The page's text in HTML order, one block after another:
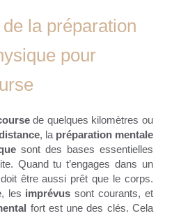
de la préparation
pour
de quelques kilomètres ou
, la préparation mentale
sont des bases essentielles
Quand tu t’engages dans un
doit être aussi prêt que le corps.
, les imprévussont courants, et
fort est une des clés. Cela